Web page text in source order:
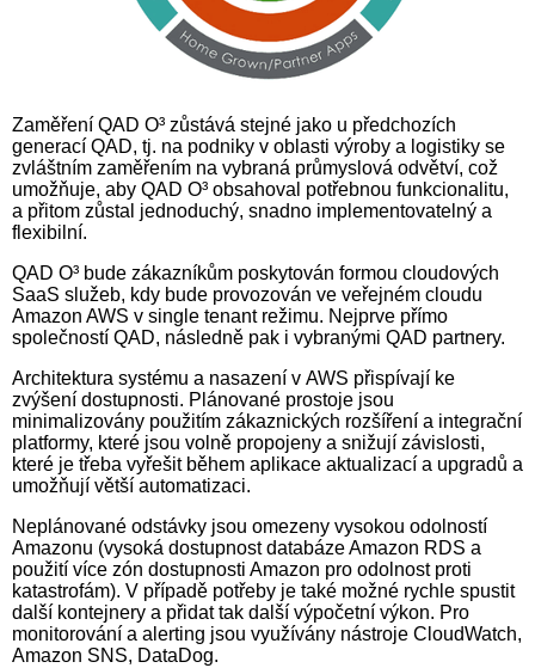
Zaměření QAD O³ zůstává stejné jako u předchozích
generací QAD, tj. na podniky v oblasti výroby a logistiky se
zvláštním zaměřením na vybraná průmyslová odvětví, což
umožňuje, aby QAD O³ obsahoval potřebnou funkcionalitu,
a přitom zůstal jednoduchý, snadno implementovatelný a
flexibilní.
QAD O³ bude zákazníkům poskytován formou cloudových
SaaS služeb, kdy bude provozován ve veřejném cloudu
Amazon AWS v single tenant režimu. Nejprve přímo
společností QAD, následně pak i vybranými QAD partnery.
Architektura systému a nasazení v AWS přispívají ke
zvýšení dostupnosti. Plánované prostoje jsou
minimalizovány použitím zákaznických rozšíření a integrační
platformy, které jsou volně propojeny a snižují závislosti,
které je třeba vyřešit během aplikace aktualizací a upgradů a
umožňují větší automatizaci.
Neplánované odstávky jsou omezeny vysokou odolností
Amazonu (vysoká dostupnost databáze Amazon RDS a
použití více zón dostupnosti Amazon pro odolnost proti
katastrofám). V případě potřeby je také možné rychle spustit
další kontejnery a přidat tak další výpočetní výkon. Pro
monitorování a alerting jsou využívány nástroje CloudWatch,
Amazon SNS, DataDog.